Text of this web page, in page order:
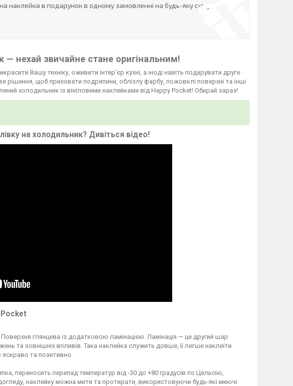
наклейка в подарунок в одному замовленні на будь-яку суму
нехай звичайне стане оригінальним!
Вашу техніку, оживити інтер'єр кухні, а іноді навіть подарувати друге
щоб приховати подряпини, облізлу фарбу, пожовклі поверхні та інші
холодильник із вініловими наклейками від Happy Pocket! Обирай зараз!
на холодильник? Дивіться відео!
. Поверхня глянцева із додатковою ламінацією. Ламінація — це другий шар
та зовнішніх впливів. Така наклейка служить довше, її легше наклеїти
та позитивно.
переносить перепад температур від -30 до +80 градусів по Цельсію,
наклейку можна мити та протирати, використовуючи будь-які миючі